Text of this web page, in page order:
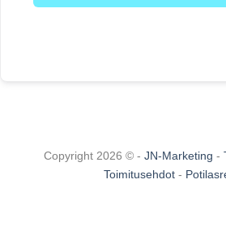
Copyright 2026 © - JN-Marketing -
Toimitusehdot -